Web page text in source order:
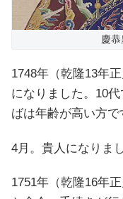
慶
1748年（乾隆13年
になりました。10
ばは年齢が高い方で
4月。貴人になりまし
1751年（乾隆16年